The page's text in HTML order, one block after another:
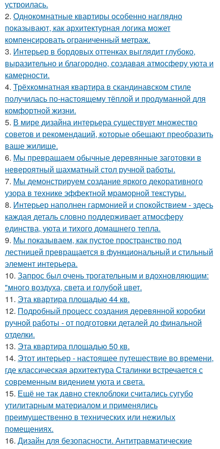
устроилась.
2. Однокомнатные квартиры особенно наглядно
показывают, как архитектурная логика может
компенсировать ограниченный метраж.
3. Интерьер в бордовых оттенках выглядит глубоко,
выразительно и благородно, создавая атмосферу уюта и
камерности.
4. Трёхкомнатная квартира в скандинавском стиле
получилась по-настоящему тёплой и продуманной для
комфортной жизни.
5. В мире дизайна интерьера существует множество
советов и рекомендаций, которые обещают преобразить
ваше жилище.
6. Мы превращаем обычные деревянные заготовки в
невероятный шахматный стол ручной работы.
7. Мы демонстрируем создание яркого декоративного
узора в технике эффектной мраморной текстуры.
8. Интерьер наполнен гармонией и спокойствием - здесь
каждая деталь словно поддерживает атмосферу
единства, уюта и тихого домашнего тепла.
9. Мы показываем, как пустое пространство под
лестницей превращается в функциональный и стильный
элемент интерьера.
10. Запрос был очень трогательным и вдохновляющим:
"много воздуха, света и голубой цвет.
11. Эта квартира площадью 44 кв.
12. Подробный процесс создания деревянной коробки
ручной работы - от подготовки деталей до финальной
отделки.
13. Эта квартира площадью 50 кв.
14. Этот интерьер - настоящее путешествие во времени,
где классическая архитектура Сталинки встречается с
современным видением уюта и света.
15. Ещё не так давно стеклоблоки считались сугубо
утилитарным материалом и применялись
преимущественно в технических или нежилых
помещениях.
16. Дизайн для безопасности. Антитравматические